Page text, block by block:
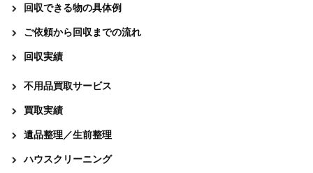
回収できる物の具体例
ご依頼から回収までの流れ
回収実績
不用品買取サービス
買取実績
遺品整理／生前整理
ハウスクリーニング